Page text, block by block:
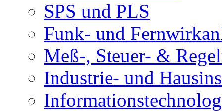
SPS und PLS
Funk- und
Meß-, Steuer- &
Industrie- und